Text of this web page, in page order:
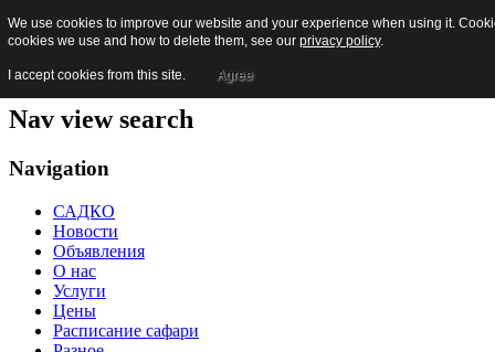
Skip to content
Jump to main navigation and login
Jump to additional information
Nav view search
Navigation
САДКО
Новости
Объявления
О нас
Услуги
Цены
Расписание сафари
We use cookies to improve our website and your experience when using it.
cookies we use and how to delete them, see our privacy policy.
I accept cookies from this site. Agree